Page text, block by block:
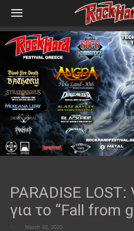
PARADISE LOST:
για το “Fall from
March 20, 2020